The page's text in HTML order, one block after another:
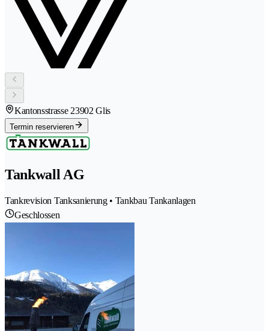
Kantonsstrasse 23902 Glis
Termin reservieren
Tankwall AG
Tankrevision Tanksanierung • Tankbau Tankanlagen
Geschlossen